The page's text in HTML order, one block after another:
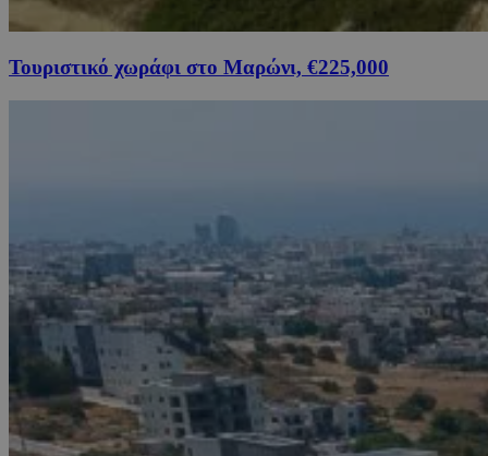
Τουριστικό χωράφι στο Μαρώνι, €225,000